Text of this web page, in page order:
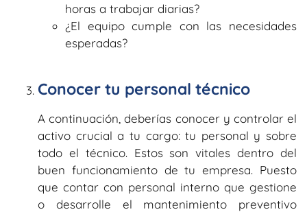
horas a trabajar diarias?
¿El equipo cumple con las necesidades
esperadas?
Conocer tu personal técnico
A continuación, deberías conocer y controlar el
activo crucial a tu cargo: tu personal y sobre
todo el técnico. Estos son vitales dentro del
buen funcionamiento de tu empresa. Puesto
que contar con personal interno que gestione
o desarrolle el mantenimiento preventivo